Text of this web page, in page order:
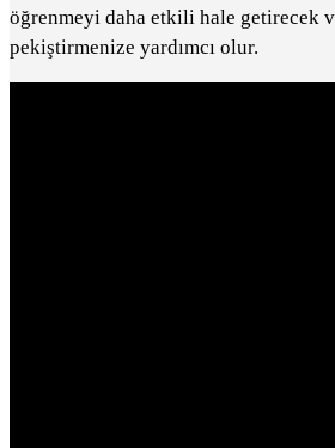
öğrenmeyi daha etkili hale getirecek
pekiştirmenize yardımcı olur.